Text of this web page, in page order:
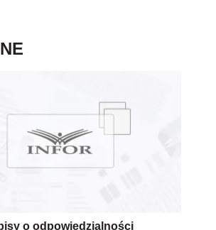
o odpowiedzialności